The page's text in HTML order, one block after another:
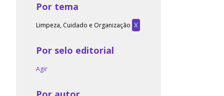
Por tema
Limpeza, Cuidado e Organização X
Por selo editorial
Agir